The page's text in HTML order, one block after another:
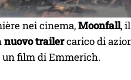
nei cinema,Moonfall,
nuovo trailercarico di
un film di Emmerich.